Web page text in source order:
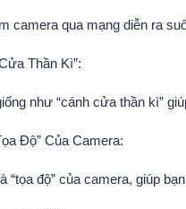
camera qua mạng diễn ra
Thần Kì”:
như “cánh cửa thần kì”
Độ” Của Camera:
“tọa độ” của camera, giúp